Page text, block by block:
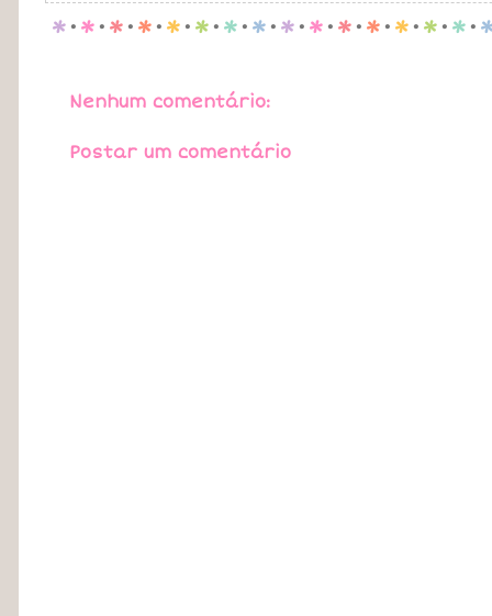
p . p . p . p . p . p . p . p . p . p . p . p . p . p . p .
Nenhum comentário:
Postar um comentário